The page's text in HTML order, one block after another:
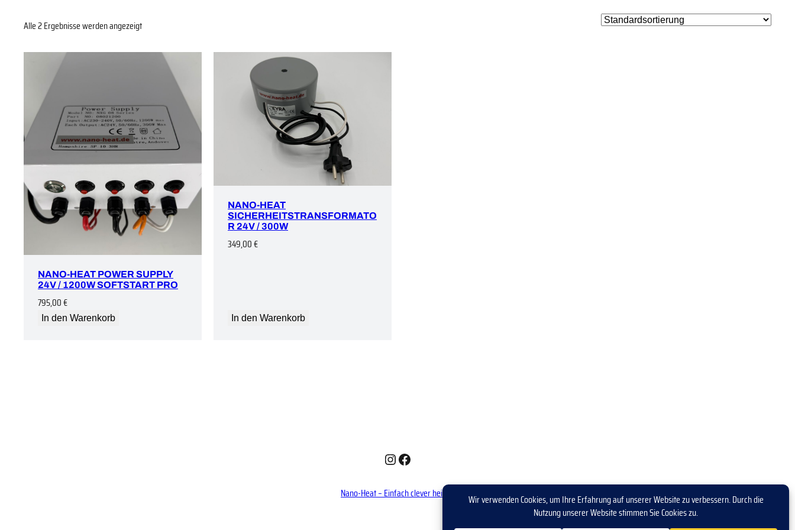
Alle 2 Ergebnisse werden angezeigt
NANO-HEAT POWER SUPPLY
24V / 1200W SOFTSTART PRO
795,00€
In den Warenkorb
NANO-HEAT
SICHERHEITSTRANSFORMATO
R 24V / 300W
349,00€
In den Warenkorb
Instagram
Facebook
Nano-Heat – Einfach clever heizen